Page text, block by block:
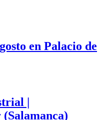
en Palacio de
|